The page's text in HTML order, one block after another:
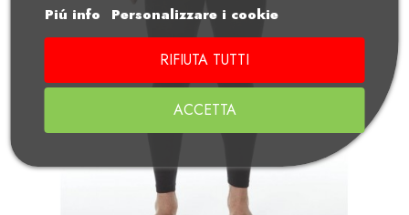
Piú info
Personalizzare i cookie
RIFIUTA TUTTI
ACCETTA